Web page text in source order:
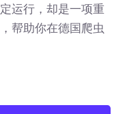
运行，却是一项重
帮助你在德国爬虫